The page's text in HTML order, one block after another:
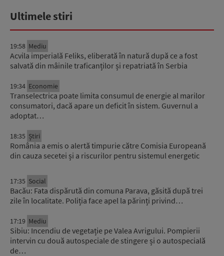
Ultimele stiri
19:58 Mediu
Acvila imperială Feliks, eliberată în natură după ce a fost
salvată din mâinile traficanților și repatriată în Serbia
19:34 Economie
Transelectrica poate limita consumul de energie al marilor
consumatori, dacă apare un deficit în sistem. Guvernul a
adoptat…
18:35 Știri
România a emis o alertă timpurie către Comisia Europeană
din cauza secetei și a riscurilor pentru sistemul energetic
17:35 Social
Bacău: Fata dispărută din comuna Parava, găsită după trei
zile în localitate. Poliția face apel la părinți privind…
17:19 Mediu
Sibiu: Incendiu de vegetație pe Valea Avrigului. Pompierii
intervin cu două autospeciale de stingere și o autospecială
de…